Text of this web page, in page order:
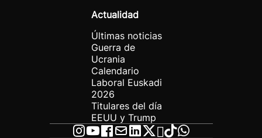
Actualidad
Últimas noticias
Guerra de
Ucrania
Calendario
Laboral Euskadi
2026
Titulares del día
EEUU y Trump